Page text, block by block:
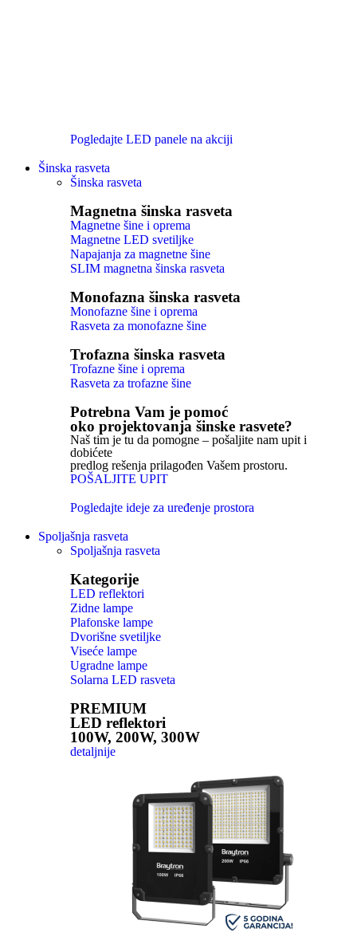
Pogledajte LED panele na akciji
Šinska rasveta
Šinska rasveta
Magnetna šinska rasveta
Magnetne šine i oprema
Magnetne LED svetiljke
Napajanja za magnetne šine
SLIM magnetna šinska rasveta
Monofazna šinska rasveta
Monofazne šine i oprema
Rasveta za monofazne šine
Trofazna šinska rasveta
Trofazne šine i oprema
Rasveta za trofazne šine
Potrebna Vam je pomoć
oko projektovanja šinske rasvete?
Naš tim je tu da pomogne – pošaljite nam upit i
dobićete
predlog rešenja prilagođen Vašem prostoru.
POŠALJITE UPIT
Pogledajte ideje za uređenje prostora
Spoljašnja rasveta
Spoljašnja rasveta
Kategorije
LED reflektori
Zidne lampe
Plafonske lampe
Dvorišne svetiljke
Viseće lampe
Ugradne lampe
Solarna LED rasveta
PREMIUM
LED reflektori
100W, 200W, 300W
detaljnije